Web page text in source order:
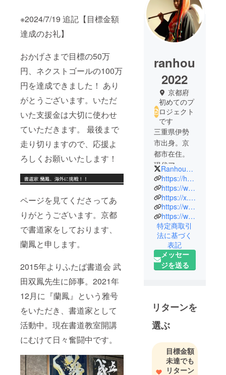
※2024/7/19 追記【目標金額
達成のお礼】
おかげさまで目標の50万
円、ネクストゴールの100万
円を達成できました！ あり
がとうございます。いただ
いた支援金は大切に使わせ
ていただきます。 最後まで
走り切りますので、応援よ
ろしくお願いいたします！
ページを見てくださってあ
りがとうございます。京都
で書道家をしております、
蘭鳳と申します。
2015年よりふたば書道会 武
田双鳳先生に師事。2021年
12月に『蘭鳳』という雅号
をいただき、書道家として
活動中。現在書道教室開講
にむけて日々奮闘中です。
ranhou
2022
京都府
初めてのプ
ロジェクト
です
三重県伊勢
市出身。京
都市在住。
現代アート
を取り入れ
た書道作品
の制作や
アップサイ
クルアー
ト、地方創
生プロジェ
クトにも多
数参加。
としても活
動中。文字
が生み出す
感動や魅
力、心に響
く瞬間を創
Ranhou2022
https://hackktag.com/ranhou
https://www.instagram.com/ranhou2022/
https://x.com/Ranhou2022
https://www.facebook.com/nomashiho44/
https://www.youtube.com/@ranhou
特定商取引
法に基づく
表記
メッセー
ジを送る
リターンを
選ぶ
目標金額
未達でも
リターン